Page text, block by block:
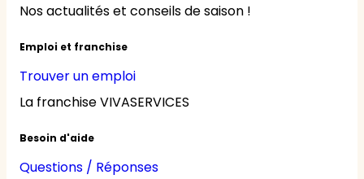
Nos actualités et conseils de saison !
Emploi et franchise
Trouver un emploi
La franchise VIVASERVICES
Besoin d'aide
Questions / Réponses